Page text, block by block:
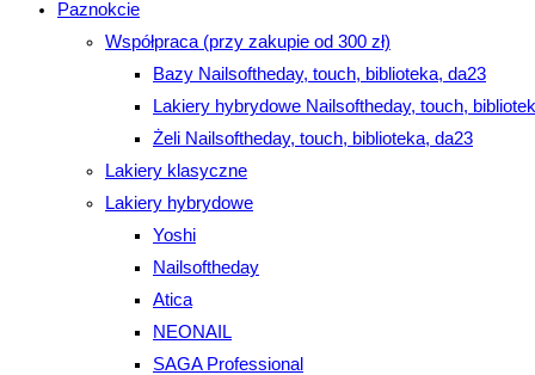
Paznokcie
Współpraca (przy zakupie od 300 zł)
Bazy Nailsoftheday, touch, biblioteka, da23
Lakiery hybrydowe Nailsoftheday, touch,
Żeli Nailsoftheday, touch, biblioteka, da23
Lakiery klasyczne
Lakiery hybrydowe
Yoshi
Nailsoftheday
Atica
NEONAIL
SAGA Professional